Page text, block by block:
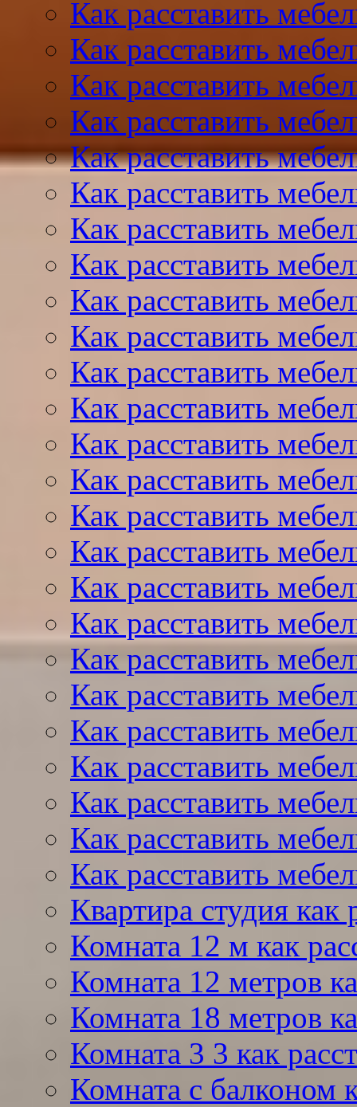
Как расставить
Как расставить
Как расставить
Как расставить
Как расставить
Как расставить
Как расставить
Как расставить
Как расставить
Как расставить
Как расставить
Как расставить
Как расставить
Как расставить
Как расставить
Как расставить
Как расставить
Как расставить
Как расставить
Как расставить
Как расставить
Как расставить
Как расставить
Как расставить
Как расставить
Квартира студия как
Комната 12 м как
Комната 12 метров
Комната 18 метров
Комната 3 3 как
Комната с балконом